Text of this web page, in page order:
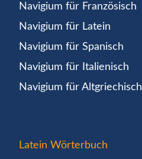
Navigium für Französisch
Navigium für Latein
Navigium für Spanisch
Navigium für Italienisch
Navigium für Altgriechisch
Latein Wörterbuch